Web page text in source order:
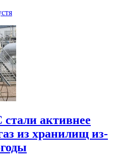
активнее
из хранилищ из-